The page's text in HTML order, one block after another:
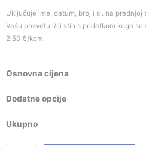
Uključuje ime, datum, broj i sl. na
Vašu posvetu i/ili stih s podatkom koga
2,50 €/kom.
Osnovna cijena
Dodatne opcije
Ukupno